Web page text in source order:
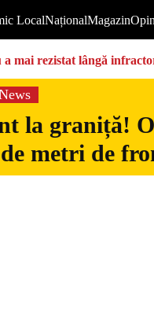
LocalNaționalMagazin
a mai rezistat lângă
la graniță!
metri de